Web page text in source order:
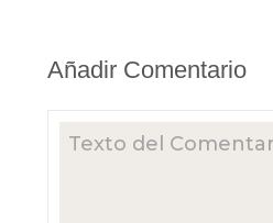
Añadir Comentario